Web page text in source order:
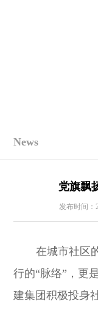
News
党旗飘
发布时间：
在城市社区
行的“脉络”，更
建集团积极投身